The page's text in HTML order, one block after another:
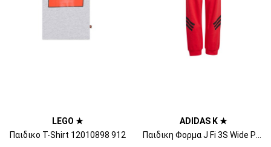
LEGO ★
Παιδικo T-Shirt 12010898 912
ADIDAS K ★
Παιδικη Φορμα J Fi 3S Wide Pt Purrub/Black JD1299 pure ruby